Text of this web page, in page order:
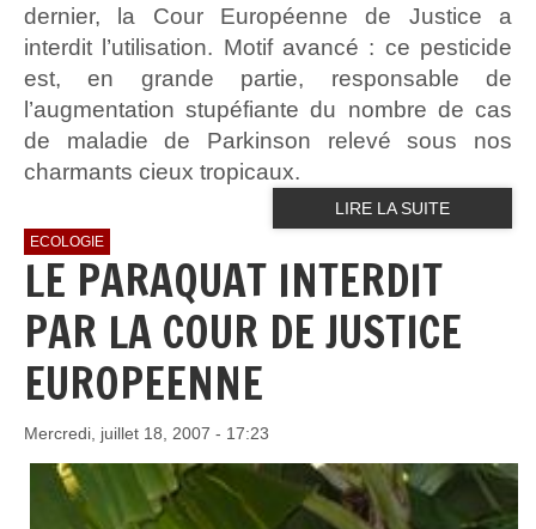
dernier, la Cour Européenne de Justice a
interdit l’utilisation. Motif avancé : ce pesticide
est, en grande partie, responsable de
l’augmentation stupéfiante du nombre de cas
de maladie de Parkinson relevé sous nos
charmants cieux tropicaux.
LIRE LA SUITE
ECOLOGIE
LE PARAQUAT INTERDIT
PAR LA COUR DE JUSTICE
EUROPEENNE
Mercredi, juillet 18, 2007 - 17:23